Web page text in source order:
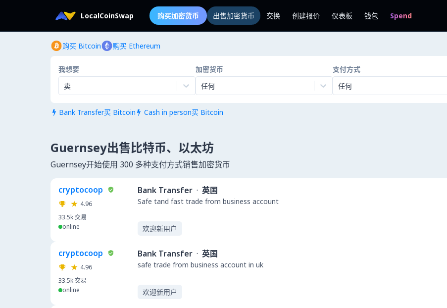
LocalCoinSwap 购买加密货币 出售加密货币 交换 创建报价 仪表板 钱包 Spend
购买 Bitcoin 购买 Ethereum
我想要
卖
加密货币
任何
支付方式
任何
 Bank Transfer买 Bitcoin  Cash in person买 Bitcoin
Guernsey出售比特币、以太坊
Guernsey开始使用 300 多种支付方式销售加密货币
cryptocoop
4.96
33.5k交易
online
Bank Transfer · 英国
Safe tand fast trade from business account
欢迎新用户
cryptocoop
4.96
33.5k交易
online
Bank Transfer · 英国
safe trade from business account in uk
欢迎新用户